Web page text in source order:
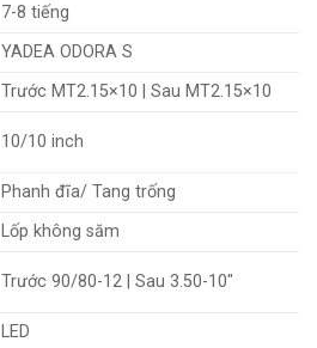
7-8 tiếng
YADEA ODORA S
Trước MT2.15×10 | Sau MT2.15×10
10/10 inch
Phanh đĩa/ Tang trống
Lốp không săm
Trước 90/80-12 | Sau 3.50-10″
LED